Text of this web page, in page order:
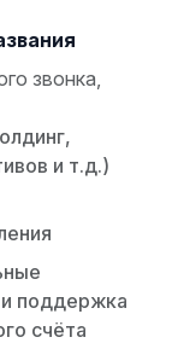
звонка,
и т.д.)
поддержка
счёта